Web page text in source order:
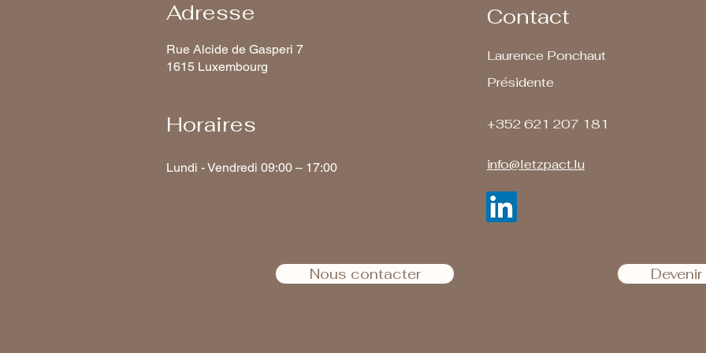
Adresse
Rue Alcide de Gasperi 7
1615 Luxembourg
Horaires
Lundi - Vendredi 09:00 – 17:00
Nous contacter
Contact
Laurence Ponchaut
Présidente
+352 621 207 181
info@letzpact.lu